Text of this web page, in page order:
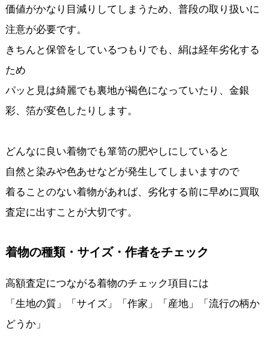
価値がかなり目減りしてしまうため、普段の取り扱いに
注意が必要です。
きちんと保管をしているつもりでも、絹は経年劣化する
ため
パッと見は綺麗でも裏地が褐色になっていたり、金銀
彩、箔が変色したりします。
どんなに良い着物でも箪笥の肥やしにしていると
自然と染みや色あせなどが発生してしまいますので
着ることのない着物があれば、劣化する前に早めに買取
査定に出すことが大切です。
着物の種類・サイズ・作者をチェック
高額査定につながる着物のチェック項目には
「生地の質」「サイズ」「作家」「産地」「流行の柄か
どうか」